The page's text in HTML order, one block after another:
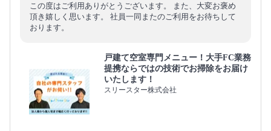
この度はご利用ありがとうございます。 また、大変お褒め
頂き嬉しく思います。 社員一同またのご利用をお待ちして
おります。
戸建て空室専門メニュー！大手FC業務
提携ならではの技術でお掃除をお届け
いたします！
スリースター株式会社